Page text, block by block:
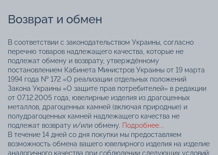
Возврат и обмен
В соответствии с законодательством Украины, согласно
перечню товаров надлежащего качества, которые не
подлежат обмену и возврату, утверждённому
постановлением Кабинета Министров Украины от 19 марта
1994 года № 172 «О реализации отдельных положений
Закона Украины «О защите прав потребителей» в редакции
от 07.12.2005 года, ювелирные изделия из драгоценных
металлов, драгоценных камней (включая природные) и
полудрагоценных камней надлежащего качества не
подлежат возврату и/или обмену. Подробнее...
В течение 14 дней со дня покупки мы предоставляем
возможность обмена вашего ювелирного изделия на изделие
аналогичного качества при соблюдении следующих условий: